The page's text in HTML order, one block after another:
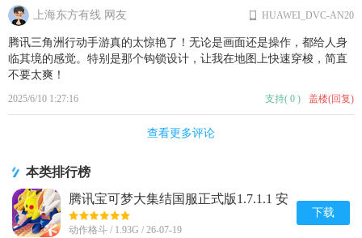
上海东方有线 网友
2025/6/10 1:27:16
腾讯三角洲行动手游真的太惊艳了！无论是画面还是操作，都给人身
临其境的感觉。特别是那个钩锁设计，让我在地图上快速穿梭，简直
不要太爽！
HUAWEI_DVC-AN20
支持( 0 ) 盖楼(回复)
查看更多评论
本类排行榜
腾讯宝可梦大集结国服正式版1.7.1.1 安
卓手机版
动作格斗 / 1.93G / 26-07-19
下载